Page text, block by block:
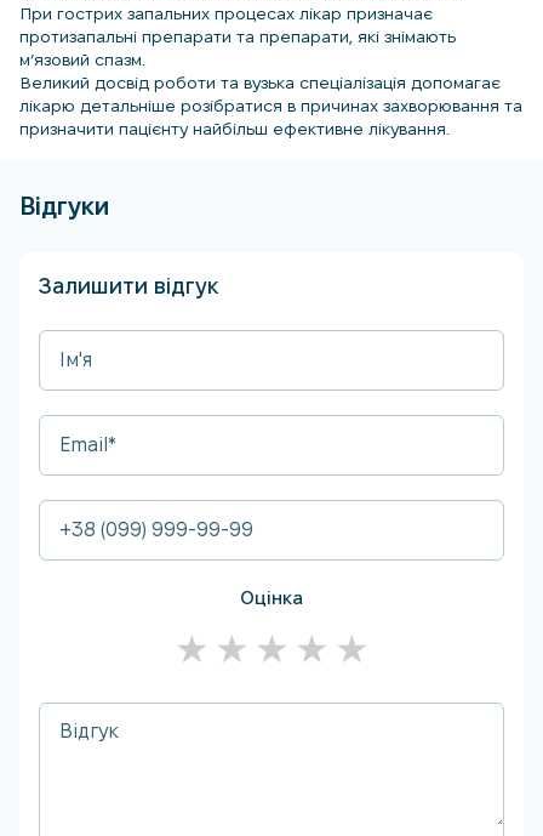
При гострих запальних процесах лікар призначає
протизапальні препарати та препарати, які знімають
м’язовий спазм.
Великий досвід роботи та вузька спеціалізація допомагає
лікарю детальніше розібратися в причинах захворювання та
призначити пацієнту найбільш ефективне лікування.
Відгуки
Залишити відгук
Оцінка
★
★
★
★
★